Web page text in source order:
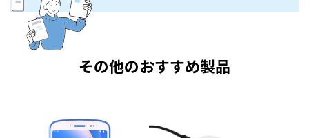
その他のおすすめ製品